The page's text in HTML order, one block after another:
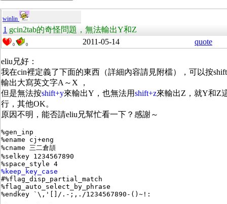
winlin
1 gcin2tab的奇怪問題，無法輸出Y和Z
0 0 2011-05-14 quote
eliu兄好：
我在cin裡定義了下面的東西（詳細內容請見附檔），可以按
輸出大寫英文字A～X ，
但是無法按shift+y來輸出Y，也無法用shift+z來輸出Z，就Y和Z
行，其他OK。
原因不明，能否請eliu兄幫忙看一下？感謝～
%gen_inp
%ename cj+eng
%cname 三二倉頡
%selkey 1234567890
%space_style 4
%keep_key_case
#%flag_disp_partial_match
%flag_auto_select_by_phrase
%endkey `\,'[]/.-;,./1234567890-()~!: